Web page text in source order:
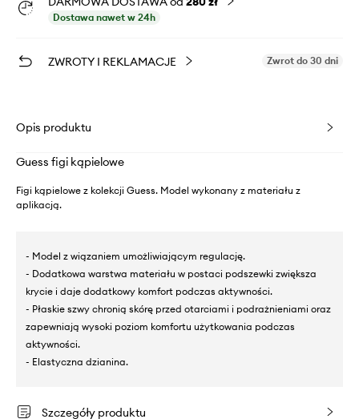
Dostawa nawet w 24h
ZWROTY I REKLAMACJE Zwrot do 30 dni
Opis produktu
Guess figi kąpielowe
Figi kąpielowe z kolekcji Guess. Model wykonany z materiału z
aplikacją.
- Model z wiązaniem umożliwiającym regulację.
- Dodatkowa warstwa materiału w postaci podszewki zwiększa
krycie i daje dodatkowy komfort podczas aktywności.
- Płaskie szwy chronią skórę przed otarciami i podrażnieniami oraz
zapewniają wysoki poziom komfortu użytkowania podczas
aktywności.
- Elastyczna dzianina.
Szczegóły produktu